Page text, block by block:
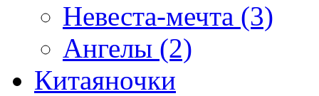
Невеста-мечта (3)
Ангелы (2)
Китаяночки